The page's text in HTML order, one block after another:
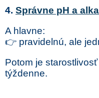
4. Správne pH a
A hlavne:
👉 pravidelnú, ale
Potom je
týždenne.